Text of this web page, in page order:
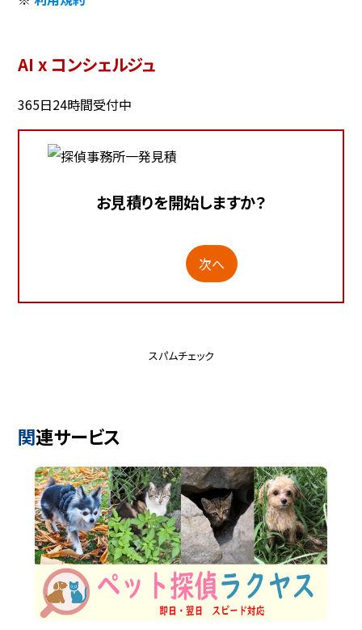
AI x コンシェルジュ
365日24時間受付中
お見積りを開始しますか？
次へ
スパムチェック
関連サービス